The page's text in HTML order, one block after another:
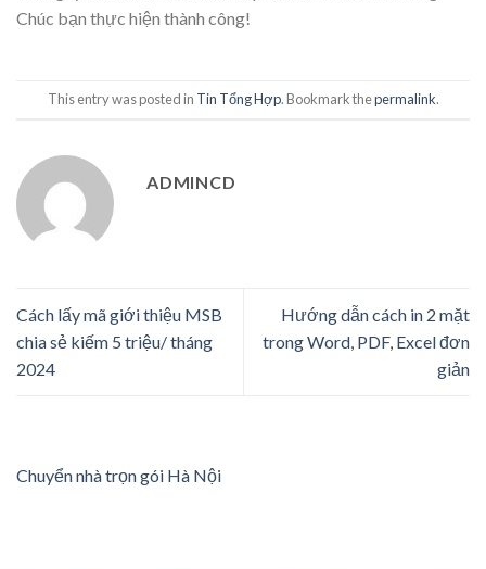
Chúc bạn thực hiện thành công!
This entry was posted in Tin Tổng Hợp. Bookmark thepermalink.
ADMINCD
Cách lấy mã giới thiệu MSB
chia sẻ kiếm 5 triệu/ tháng
2024
Hướng dẫn cách in 2 mặt
trong Word, PDF, Excel đơn
giản
Chuyển nhà trọn gói Hà Nội